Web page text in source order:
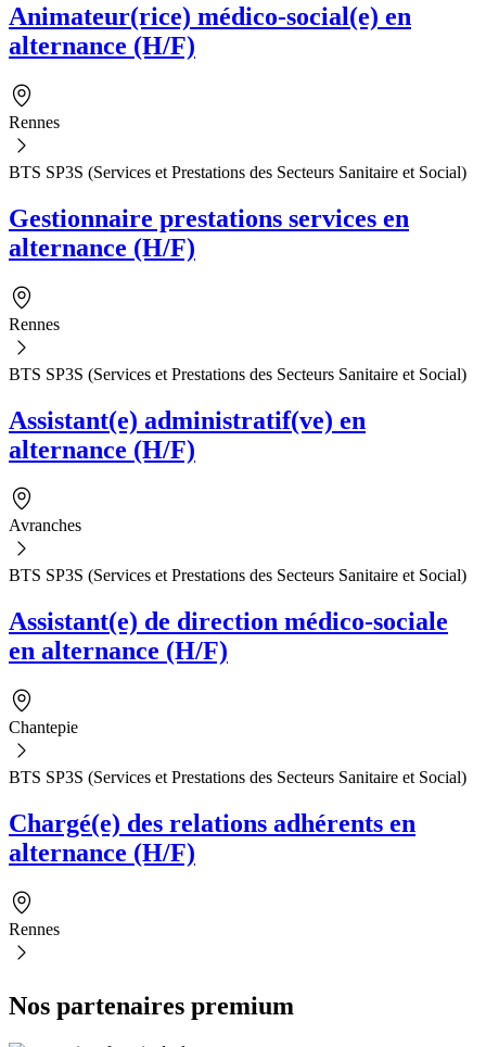
Animateur(rice) médico-social(e) en
alternance (H/F)
Rennes
BTS SP3S (Services et Prestations des Secteurs Sanitaire et Social)
Gestionnaire prestations services en
alternance (H/F)
Rennes
BTS SP3S (Services et Prestations des Secteurs Sanitaire et Social)
Assistant(e) administratif(ve) en
alternance (H/F)
Avranches
BTS SP3S (Services et Prestations des Secteurs Sanitaire et Social)
Assistant(e) de direction médico-sociale
en alternance (H/F)
Chantepie
BTS SP3S (Services et Prestations des Secteurs Sanitaire et Social)
Chargé(e) des relations adhérents en
alternance (H/F)
Rennes
Nos partenaires premium